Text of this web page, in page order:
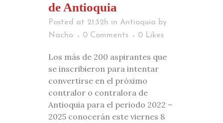
de Antioquia
Posted at 21:32h in Antioquia by
Nacho
0 Comments 0 Likes
Los más de 200 aspirantes que
se inscribieron para intentar
convertirse en el próximo
contralor o contralora de
Antioquia para el periodo 2022 –
2025 conocerán este viernes 8